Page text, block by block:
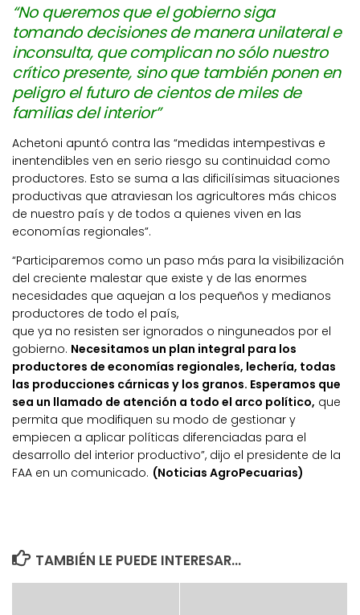
“No queremos que el gobierno siga
tomando decisiones de manera unilateral e
inconsulta, que complican no sólo nuestro
crítico presente, sino que también ponen en
peligro el futuro de cientos de miles de
familias del interior”
Achetoni apuntó contra las “medidas intempestivas e
inentendibles ven en serio riesgo su continuidad como
productores. Esto se suma a las dificilísimas situaciones
productivas que atraviesan los agricultores más chicos
de nuestro país y de todos a quienes viven en las
economías regionales”.
“Participaremos como un paso más para la visibilización
del creciente malestar que existe y de las enormes
necesidades que aquejan a los pequeños y medianos
productores de todo el país,
que ya no resisten ser ignorados o ninguneados por el
gobierno. Necesitamos un plan integral para los
productores de economías regionales, lechería, todas
las producciones cárnicas y los granos. Esperamos que
sea un llamado de atención a todo el arco político, que
permita que modifiquen su modo de gestionar y
empiecen a aplicar políticas diferenciadas para el
desarrollo del interior productivo”, dijo el presidente de la
FAA en un comunicado. (Noticias AgroPecuarias)
TAMBIÉN LE PUEDE INTERESAR...